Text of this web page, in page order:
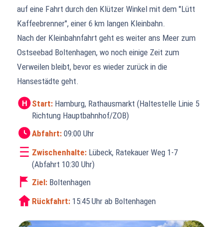
auf eine Fahrt durch den Klützer Winkel mit dem "Lütt
Kaffeebrenner", einer 6 km langen Kleinbahn.
Nach der Kleinbahnfahrt geht es weiter ans Meer zum
Ostseebad Boltenhagen, wo noch einige Zeit zum
Verweilen bleibt, bevor es wieder zurück in die
Hansestädte geht.
H Start:Hamburg, Rathausmarkt (Haltestelle Linie 5
Richtung Hauptbahnhof/ZOB)
Abfahrt:09:00 Uhr
Zwischenhalte:Lübeck, Ratekauer Weg 1-7
(Abfahrt 10:30 Uhr)
Ziel:Boltenhagen
Rückfahrt:15:45 Uhr ab Boltenhagen